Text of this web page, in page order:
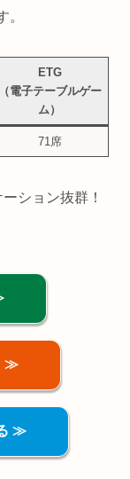
。
ETG
（電子テーブルゲー
ム）
71席
ション抜群！
≫
≫